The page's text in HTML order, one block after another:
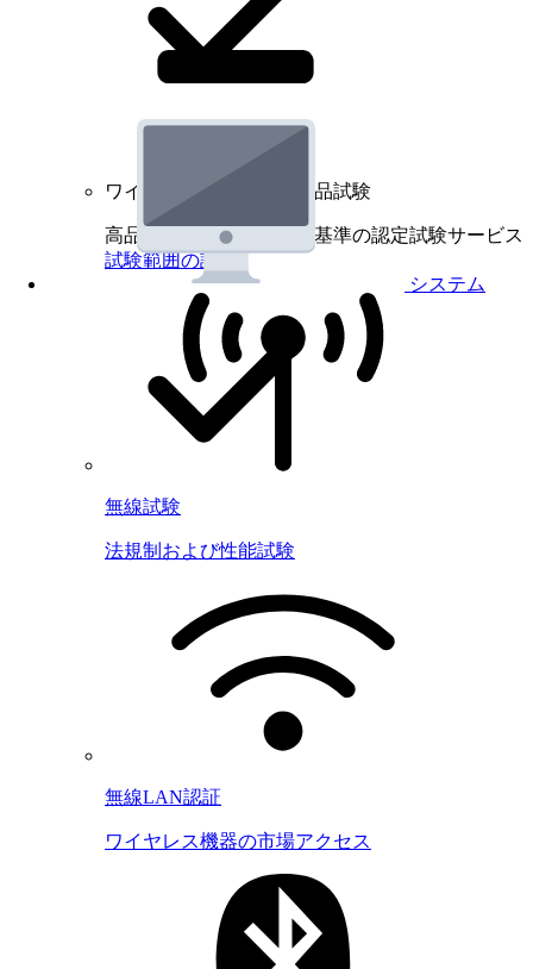
システム
ワイヤレスデバイスの製品試験
高品質規格に基づく国際基準の認定試験サービス
試験範囲の詳細
無線試験
法規制および性能試験
無線LAN認証
ワイヤレス機器の市場アクセス